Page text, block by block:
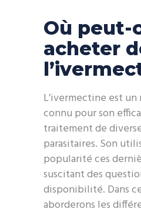
Où peut-
acheter
L’ivermectine est
connu pour son
traitement de
parasitaires. Son
popularité ces
suscitant des
disponibilité. Dans
aborderons les